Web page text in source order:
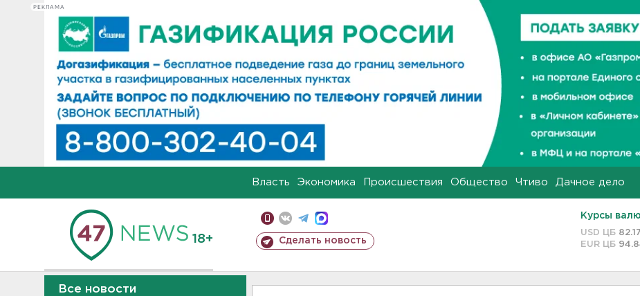
РЕКЛАМА
Власть Экономика Происшествия Общество Чтиво Дачное дело
18+ Сделать новость
Курсы
USD ЦБ 82.17
EUR ЦБ
Все новости